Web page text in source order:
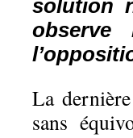
solution
La
sans